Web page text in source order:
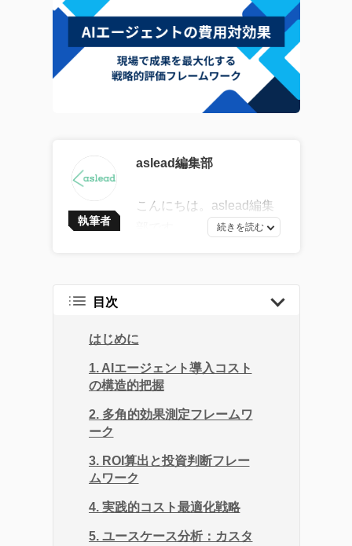
執筆者
aslead編集部
こんにちは。aslead編集
化、業務効率化やDX化を
成功に導くソリューショ
ンまで、幅広い記事を提
企業が直面する課題の解
ルの活用方法を探求し、
践的な情報をお届けする
ことを目指します。
目次
はじめに
1. AIエージェント導入コスト
の構造的把握
2. 多角的効果測定フレームワ
ーク
3. ROI算出と投資判断フレー
ムワーク
4. 実践的コスト最適化戦略
5. ユースケース分析：カスタ